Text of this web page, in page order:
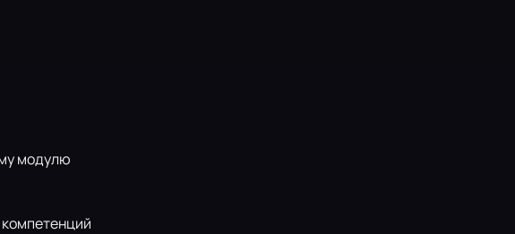
модулю